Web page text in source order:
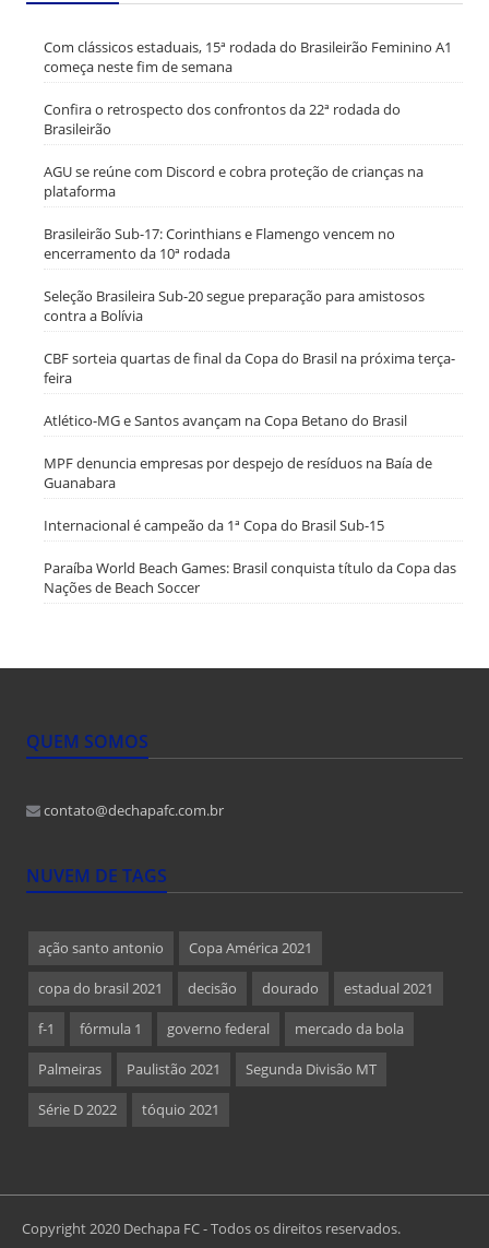
Com clássicos estaduais, 15ª rodada do Brasileirão Feminino A1
começa neste fim de semana
Confira o retrospecto dos confrontos da 22ª rodada do
Brasileirão
AGU se reúne com Discord e cobra proteção de crianças na
plataforma
Brasileirão Sub-17: Corinthians e Flamengo vencem no
encerramento da 10ª rodada
Seleção Brasileira Sub-20 segue preparação para amistosos
contra a Bolívia
CBF sorteia quartas de final da Copa do Brasil na próxima terça-
feira
Atlético-MG e Santos avançam na Copa Betano do Brasil
MPF denuncia empresas por despejo de resíduos na Baía de
Guanabara
Internacional é campeão da 1ª Copa do Brasil Sub-15
Paraíba World Beach Games: Brasil conquista título da Copa das
Nações de Beach Soccer
QUEM SOMOS
contato@dechapafc.com.br
NUVEM DE TAGS
ação santo antonio Copa América 2021
copa do brasil 2021 decisão dourado estadual 2021
f-1 fórmula 1 governo federal mercado da bola
Palmeiras Paulistão 2021 Segunda Divisão MT
Série D 2022 tóquio 2021
Copyright 2020 Dechapa FC - Todos os direitos reservados.